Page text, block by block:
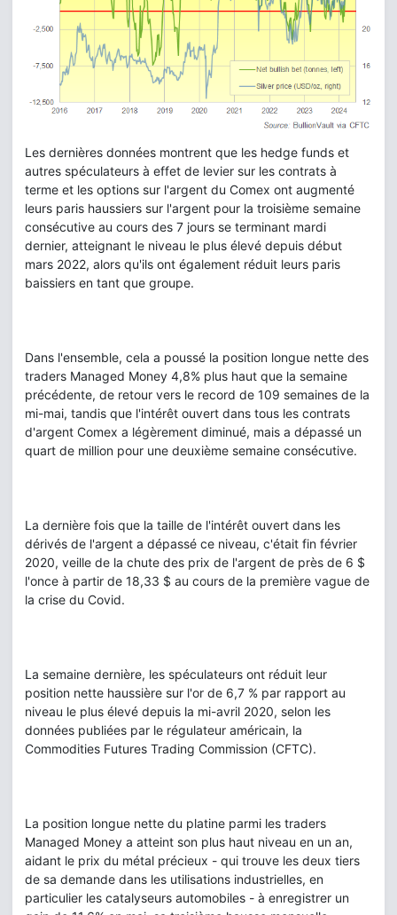
Les dernières données montrent que les hedge funds et
autres spéculateurs à effet de levier sur les contrats à
terme et les options sur l'argent du Comex ont augmenté
leurs paris haussiers sur l'argent pour la troisième semaine
consécutive au cours des 7 jours se terminant mardi
dernier, atteignant le niveau le plus élevé depuis début
mars 2022, alors qu'ils ont également réduit leurs paris
baissiers en tant que groupe.
Dans l'ensemble, cela a poussé la position longue nette des
traders Managed Money 4,8% plus haut que la semaine
précédente, de retour vers le record de 109 semaines de la
mi-mai, tandis que l'intérêt ouvert dans tous les contrats
d'argent Comex a légèrement diminué, mais a dépassé un
quart de million pour une deuxième semaine consécutive.
La dernière fois que la taille de l'intérêt ouvert dans les
dérivés de l'argent a dépassé ce niveau, c'était fin février
2020, veille de la chute des prix de l'argent de près de 6 $
l'once à partir de 18,33 $ au cours de la première vague de
la crise du Covid.
La semaine dernière, les spéculateurs ont réduit leur
position nette haussière sur l'or de 6,7 % par rapport au
niveau le plus élevé depuis la mi-avril 2020, selon les
données publiées par le régulateur américain, la
Commodities Futures Trading Commission (CFTC).
La position longue nette du platine parmi les traders
Managed Money a atteint son plus haut niveau en un an,
aidant le prix du métal précieux - qui trouve les deux tiers
de sa demande dans les utilisations industrielles, en
particulier les catalyseurs automobiles - à enregistrer un